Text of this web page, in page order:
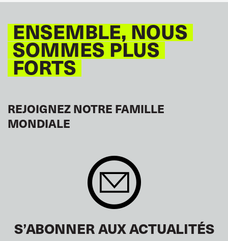
ENSEMBLE, NOUS
SOMMES PLUS
FORTS
REJOIGNEZ NOTRE FAMILLE
MONDIALE
S’ABONNER AUX ACTUALITÉS